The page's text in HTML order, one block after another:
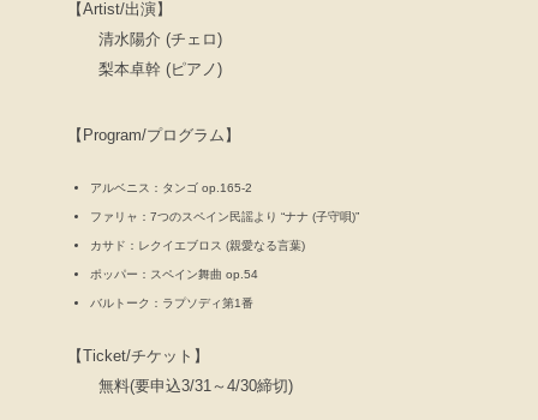
【Artist/出演】
清水陽介 (チェロ)
梨本卓幹 (ピアノ)
【Program/プログラム】
アルベニス：タンゴ op.165-2
ファリャ：7つのスペイン民謡より “ナナ (子守唄)”
カサド：レクイエブロス (親愛なる言葉)
ポッパー：スペイン舞曲 op.54
バルトーク：ラプソディ第1番
【Ticket/チケット】
無料(要申込3/31～4/30締切)